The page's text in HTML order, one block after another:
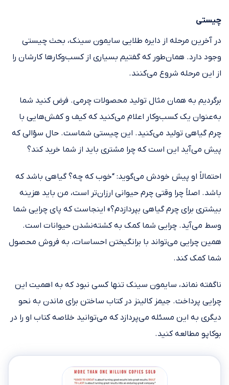
چیستی
در آخرین مرحله از دایره طلایی سایمون سینک، بحث چیستی
وجود دارد. همان‌طور که گفتیم بسیاری از کسب‌وکارها کارشان را
از این مرحله شروع می‌کنند.
برگردیم به همان مثال تولید محصولات چرمی. فرض کنید شما
به‌عنوان یک کسب‌وکار اعلام می‌کنید که کیف و کفش‌هایی با
چرم گیاهی تولید می‌کنید. این چیستی شماست. حال سؤالی که
پیش می‌آید این است که چرا مشتری باید از شما خرید کند؟
احتمالاً او پیش خودش می‌گوید: “خوب که چه؟ گیاهی باشد که
باشد. اصلاً چرا وقتی چرم حیوانی ارزان‌تر است، من باید هزینه
بیشتری برای چرم گیاهی بپردازدم؟» اینجاست که پای چرایی شما
وسط می‌آید. چرایی شما کمک به کشته‌نشدن حیوانات است.
همین چرایی می‌تواند با برانگیختن احساسات، به فروش محصول
شما کمک کند.
ناگفته نماند، سایمون سینک تنها کسی نبود که به اهمیت این
چرایی پرداخت. جیمز کالینز در کتاب ساختن برای ماندن به نحو
دیگری به این مسئله می‌پردازد که می‌توانید خلاصه کتاب او را در
بوکاپو مطالعه کنید.